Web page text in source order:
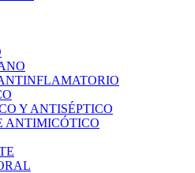
Y ANTISÉPTICO
ANTIMICÓTICO